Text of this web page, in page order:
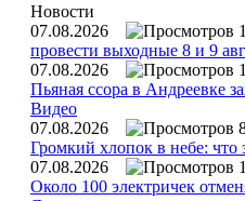
Новости
07.08.2026
провести выходные 8 и 9
07.08.2026
Пьяная ссора в Андреевке
Видео
07.08.2026
Громкий хлопок в небе: что
07.08.2026
Около 100 электричек